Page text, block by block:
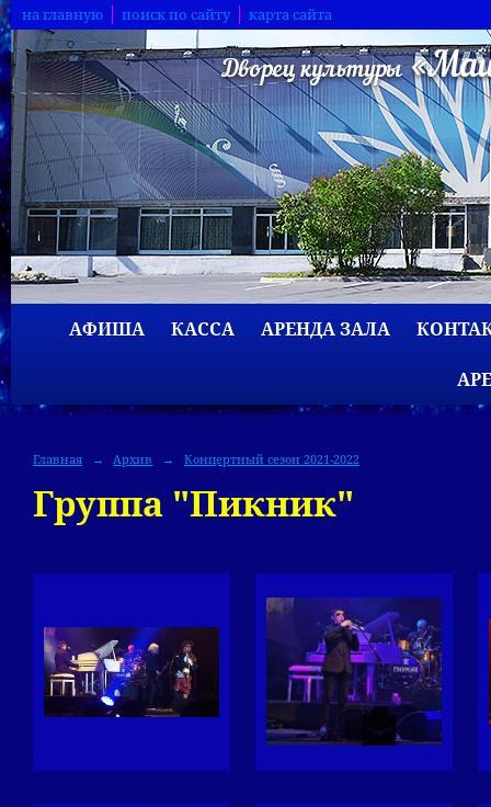
на главную поиск по сайту карта сайта
АФИША КАССА АРЕНДА ЗАЛА
Главная → Архив → Концертный сезон 2021-2022
Группа "Пикник"